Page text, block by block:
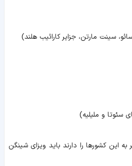
سینت مارتن، جزایر کارائیب هلند)
سئوتا و ملیلیه)
به این کشورها را دارند باید ویزای شینگن